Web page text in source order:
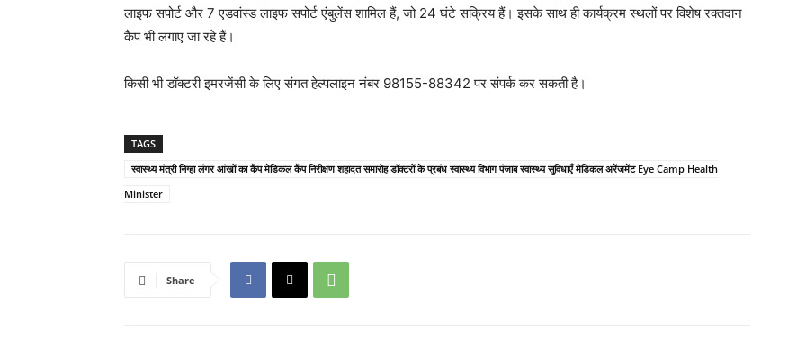
लाइफ सपोर्ट और 7 एडवांस्ड लाइफ सपोर्ट एंबुलेंस शामिल हैं, जो 24 घंटे सक्रिय हैं। इसके साथ ही कार्यक्रम स्थलों पर विशेष रक्तदान
कैंप भी लगाए जा रहे हैं।
किसी भी डॉक्टरी इमरजेंसी के लिए संगत हेल्पलाइन नंबर 98155-88342 पर संपर्क कर सकती है।
TAGS
स्वास्थ्य मंत्री निग्हा लंगर आंखों का कैंप मेडिकल कैंप निरीक्षण शहादत समारोह डॉक्टरों के प्रबंध स्वास्थ्य विभाग पंजाब स्वास्थ्य सुविधाएँ मेडिकल अरेंजमेंट Eye Camp Health
Minister
Share